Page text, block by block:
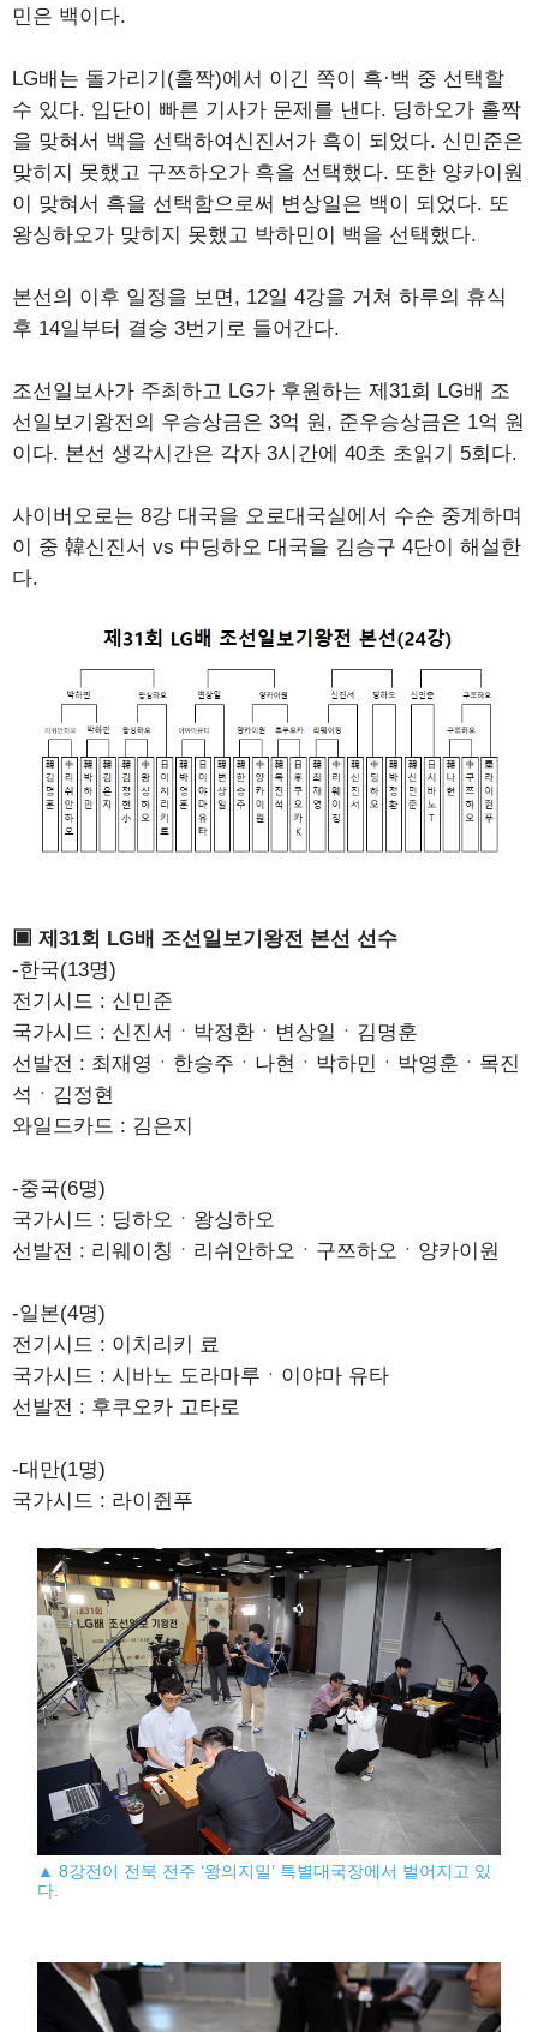
민은 백이다.
LG배는 돌가리기(홀짝)에서 이긴 쪽이 흑·백 중 선택할
수 있다. 입단이 빠른 기사가 문제를 낸다. 딩하오가 홀짝
을 맞혀서 백을 선택하여신진서가 흑이 되었다. 신민준은
맞히지 못했고 구쯔하오가 흑을 선택했다. 또한 양카이원
이 맞혀서 흑을 선택함으로써 변상일은 백이 되었다. 또
왕싱하오가 맞히지 못했고 박하민이 백을 선택했다.
본선의 이후 일정을 보면, 12일 4강을 거쳐 하루의 휴식
후 14일부터 결승 3번기로 들어간다.
조선일보사가 주최하고 LG가 후원하는 제31회 LG배 조
선일보기왕전의 우승상금은 3억 원, 준우승상금은 1억 원
이다. 본선 생각시간은 각자 3시간에 40초 초읽기 5회다.
사이버오로는 8강 대국을 오로대국실에서 수순 중계하며
이 중 韓신진서 vs 中딩하오 대국을 김승구 4단이 해설한
다.
▣ 제31회 LG배 조선일보기왕전 본선 선수
-한국(13명)
전기시드 : 신민준
국가시드 : 신진서ㆍ박정환ㆍ변상일ㆍ김명훈
선발전 : 최재영ㆍ한승주ㆍ나현ㆍ박하민ㆍ박영훈ㆍ목진
석ㆍ김정현
와일드카드 : 김은지
-중국(6명)
국가시드 : 딩하오ㆍ왕싱하오
선발전 : 리웨이칭ㆍ리쉬안하오ㆍ구쯔하오ㆍ양카이원
-일본(4명)
전기시드 : 이치리키 료
국가시드 : 시바노 도라마루ㆍ이야마 유타
선발전 : 후쿠오카 고타로
-대만(1명)
국가시드 : 라이쥔푸
▲ 8강전이 전북 전주 ‘왕의지밀’ 특별대국장에서 벌어지고 있
다.